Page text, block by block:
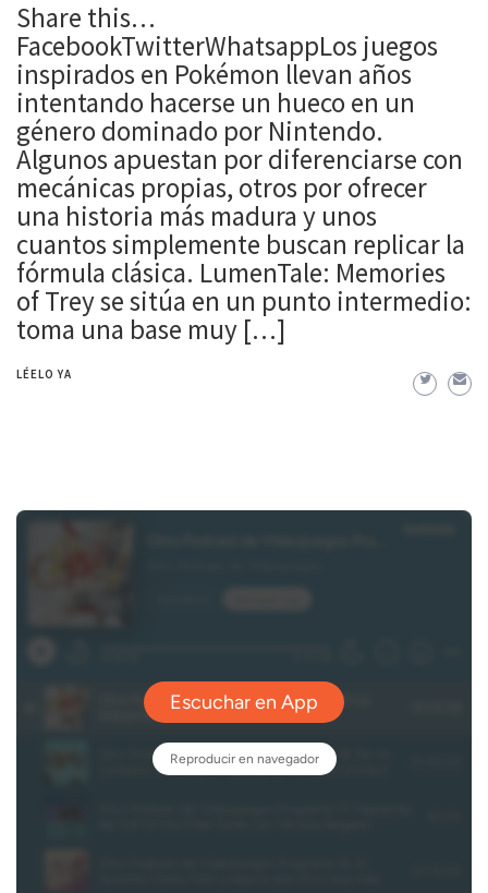
Share this…
FacebookTwitterWhatsappLos juegos
inspirados en Pokémon llevan años
intentando hacerse un hueco en un
género dominado por Nintendo.
Algunos apuestan por diferenciarse con
mecánicas propias, otros por ofrecer
una historia más madura y unos
cuantos simplemente buscan replicar la
fórmula clásica. LumenTale: Memories
of Trey se sitúa en un punto intermedio:
toma una base muy […]
LÉELO YA